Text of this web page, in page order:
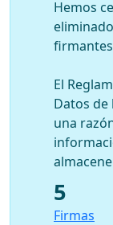
Hemos
El
Datos de
una
5
Firmas